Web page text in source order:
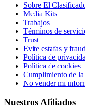
Sobre El
Media Kits
Trabajos
Términos de
Trust
Evite estafas y
Política de
Política de cookies
Cumplimiento de
No vender mi
Nuestros Afiliados